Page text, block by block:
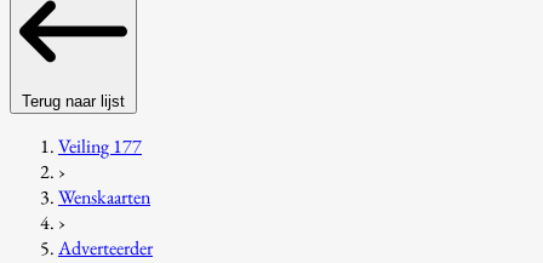
Terug naar lijst
Veiling 177
›
Wenskaarten
›
Adverteerder